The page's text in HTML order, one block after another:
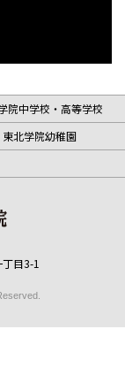
院中学校・高等学校
東北学院幼稚園
目3-1